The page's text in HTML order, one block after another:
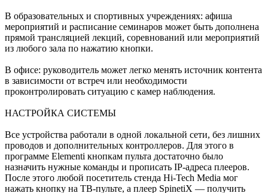
В образовательных и спортивных учреждениях: афиша
мероприятий и расписание семинаров может быть дополнена
прямой трансляцией лекций, соревнований или мероприятий
из любого зала по нажатию кнопки.
В офисе: руководитель может легко менять источник контента
в зависимости от встреч или необходимости
проконтролировать ситуацию с камер наблюдения.
НАСТРОЙКА СИСТЕМЫ
Все устройства работали в одной локальной сети, без лишних
проводов и дополнительных контроллеров. Для этого в
программе Elementi кнопкам пульта достаточно было
назначить нужные команды и прописать IP‑адреса плееров.
После этого любой посетитель стенда Hi‑Tech Media мог
нажать кнопку на ТВ‑пульте, а плеер SpinetiX — получить